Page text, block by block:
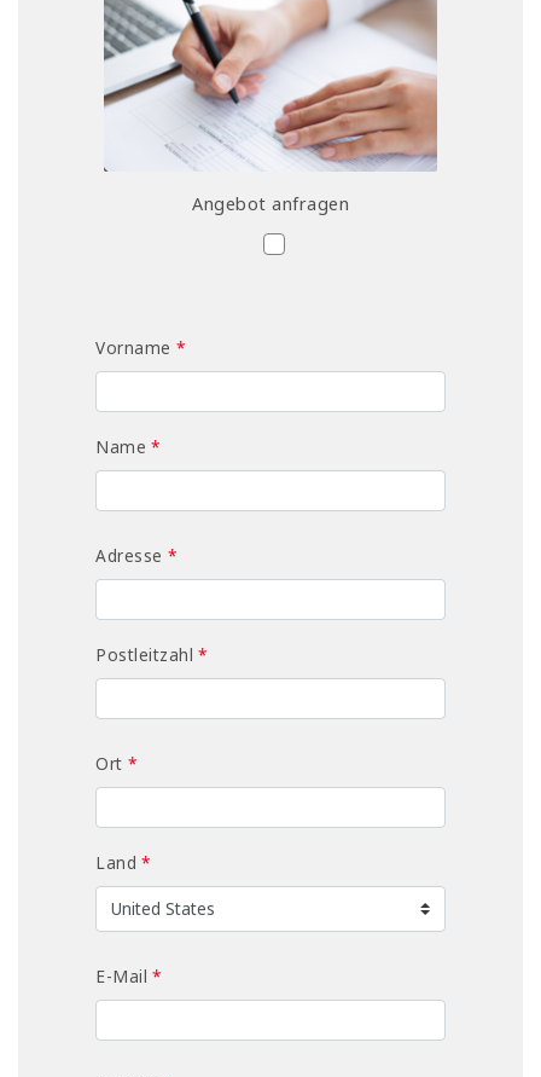
Angebot anfragen
Vorname *
Name *
Adresse *
Postleitzahl *
Ort *
Land *
E-Mail *